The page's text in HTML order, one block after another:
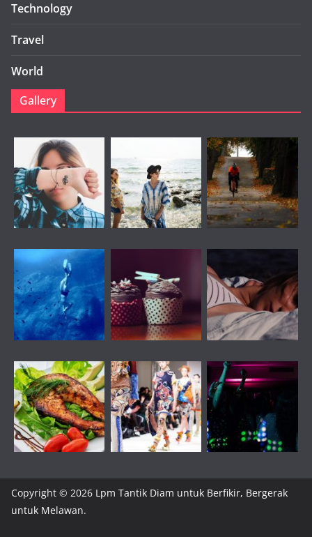
Technology
Travel
World
Gallery
Copyright © 2026 Lpm Tantik Diam untuk Berfikir, Bergerak
untuk Melawan.